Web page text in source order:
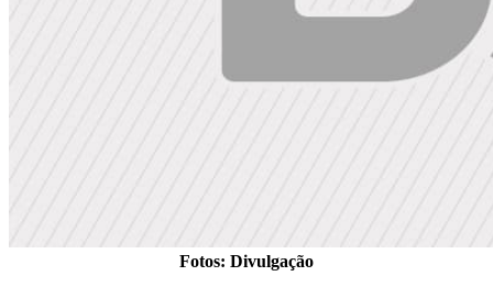
Fotos: Divulgação